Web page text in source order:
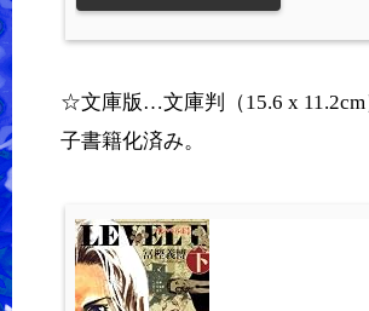
☆文庫版…文庫判（15.6 x 11.2cm
子書籍化済み。